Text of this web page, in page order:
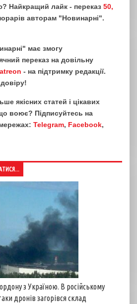
Найкращий лайк - переказ 50,
авторам "Новинарні".
має змогу
переказ на довільну
- на підтримку редакції.
якісних статей і цікавих
воює? Підписуйтесь на
Telegram, Facebook,
з Україною. В російському
дронів загорівся склад